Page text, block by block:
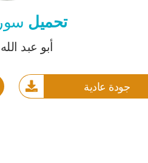
تحميل
أبو عبد
جودة عادية